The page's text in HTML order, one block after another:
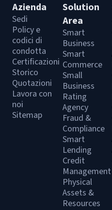
Azienda
Sedi
Policy e
codici di
condotta
Certificazioni
Storico
Quotazioni
Lavora con
noi
Sitemap
Solution
Area
Smart
Business
Smart
Commerce
Small
Business
Rating
Agency
Fraud &
Compliance
Smart
Lending
Credit
Management
Physical
Assets &
Resources